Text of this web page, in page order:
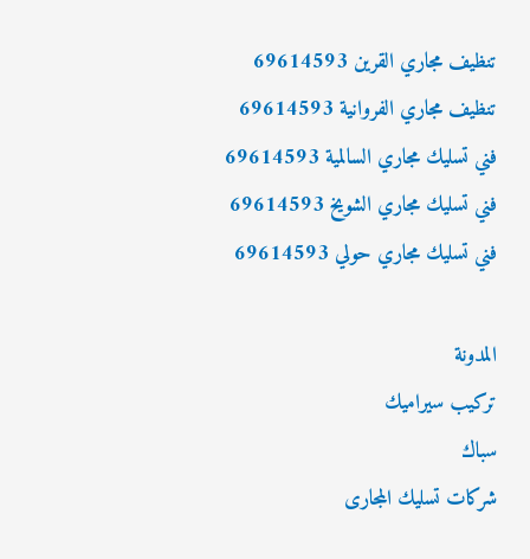
تنظيف مجاري القرين 69614593
تنظيف مجاري الفروانية 69614593
فني تسليك مجاري السالمية 69614593
فني تسليك مجاري الشويخ 69614593
فني تسليك مجاري حولي 69614593
المدونة
تركيب سيراميك
سباك
شركات تسليك المجارى